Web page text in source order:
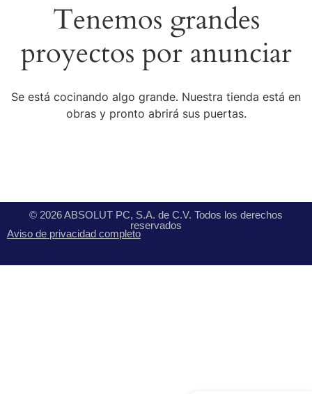
Tenemos grandes
proyectos por anunciar
Se está cocinando algo grande. Nuestra tienda está en
obras y pronto abrirá sus puertas.
© 2026 ABSOLUT PC, S.A. de C.V. Todos los derechos
reservados
Aviso de privacidad completo